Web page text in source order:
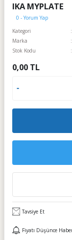
IKA MYPLATE
0 - Yorum Yap
Kategori
Marka
Stok Kodu
0,00 TL
Tavsiye Et
Fiyatı Düşünce